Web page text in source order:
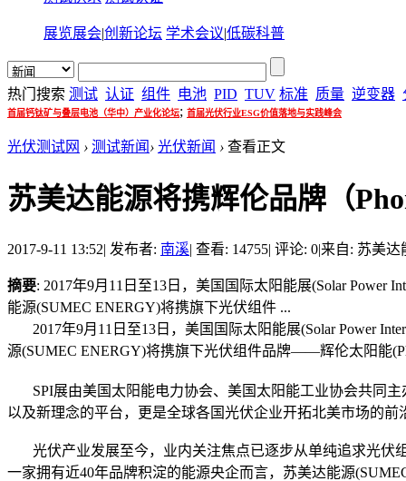
展览展会|创新论坛 学术会议|低碳科普
热门搜索 测试 认证 组件 电池 PID TUV 标准 质量 逆变器
首届钙钛矿与叠层电池（华中）产业化论坛; 首届光伏行业ESG价值落地与实践峰会
光伏测试网 › 测试新闻 › 光伏新闻 › 查看正文
苏美达能源将携辉伦品牌（
2017-9-11 13:52| 发布者: 南溪| 查看: 14755| 评论: 0|来自: 苏美达
摘要: 2017年9月11日至13日，美国国际太阳能展(Solar Power
能源(SUMEC ENERGY)将携旗下光伏组件 ...
2017年9月11日至13日，美国国际太阳能展(Solar Power
源(SUMEC ENERGY)将携旗下光伏组件品牌——辉伦太阳能
SPI展由美国太阳能电力协会、美国太阳能工业协会共同主
以及新理念的平台，更是全球各国光伏企业开拓北美市场的前
光伏产业发展至今，业内关注焦点已逐步从单纯追求光伏
一家拥有近40年品牌积淀的能源央企而言，苏美达能源